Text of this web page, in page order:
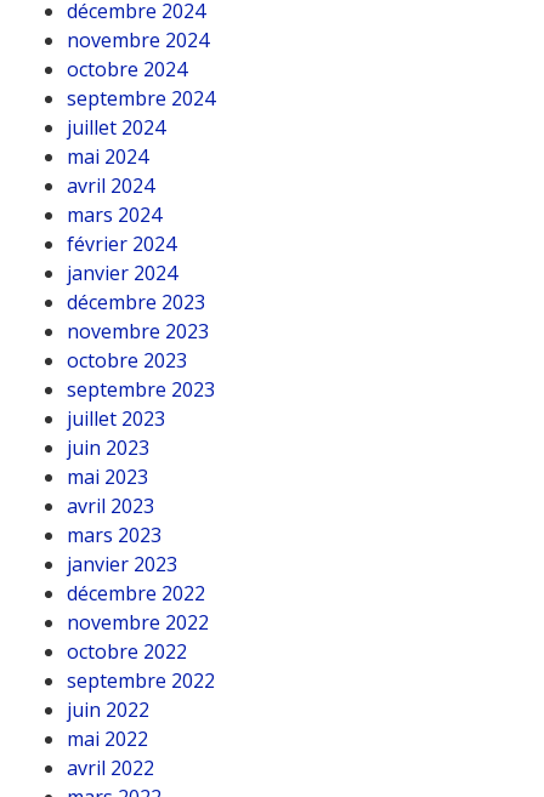
décembre 2024
novembre 2024
octobre 2024
septembre 2024
juillet 2024
mai 2024
avril 2024
mars 2024
février 2024
janvier 2024
décembre 2023
novembre 2023
octobre 2023
septembre 2023
juillet 2023
juin 2023
mai 2023
avril 2023
mars 2023
janvier 2023
décembre 2022
novembre 2022
octobre 2022
septembre 2022
juin 2022
mai 2022
avril 2022